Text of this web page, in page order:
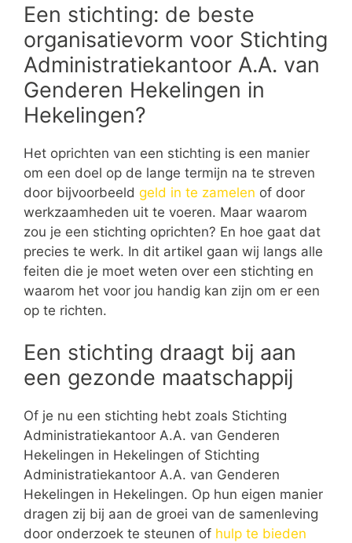
Een stichting: de beste
organisatievorm voor Stichting
Administratiekantoor A.A. van
Genderen Hekelingen in
Hekelingen?
Het oprichten van een stichting is een manier
om een doel op de lange termijn na te streven
door bijvoorbeeld geld in te zamelen of door
werkzaamheden uit te voeren. Maar waarom
zou je een stichting oprichten? En hoe gaat dat
precies te werk. In dit artikel gaan wij langs alle
feiten die je moet weten over een stichting en
waarom het voor jou handig kan zijn om er een
op te richten.
Een stichting draagt bij aan
een gezonde maatschappij
Of je nu een stichting hebt zoals Stichting
Administratiekantoor A.A. van Genderen
Hekelingen in Hekelingen of Stichting
Administratiekantoor A.A. van Genderen
Hekelingen in Hekelingen. Op hun eigen manier
dragen zij bij aan de groei van de samenleving
door onderzoek te steunen of hulp te bieden